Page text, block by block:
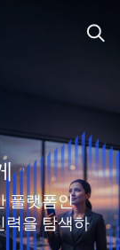
플랫폼인
력을탐색하